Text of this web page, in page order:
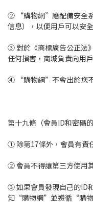
② “購物網”應配備安全系
信息），以便用戶可以安
③ 對於《商標廣告公正法
任何損害，商城負責向用
④ “購物網”不會出於您
第十九條（會員ID和密碼的
① 除第17條外，會員有責
② 會員不得讓第三方使用
③ 如果會員發現自己的ID
知“購物網”並遵循“購